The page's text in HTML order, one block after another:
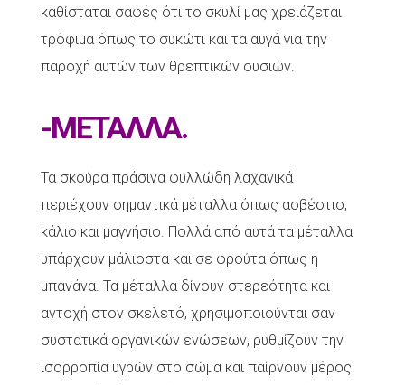
καθίσταται σαφές ότι το σκυλί μας χρειάζεται
τρόφιμα όπως το συκώτι και τα αυγά για την
παροχή αυτών των θρεπτικών ουσιών.
-ΜΕΤΑΛΛΑ.
Τα σκούρα πράσινα φυλλώδη λαχανικά
περιέχουν σημαντικά μέταλλα όπως ασβέστιο,
κάλιο και μαγνήσιο. Πολλά από αυτά τα μέταλλα
υπάρχουν μάλιοστα και σε φρούτα όπως η
μπανάνα. Τα μέταλλα δίνουν στερεότητα και
αντοχή στον σκελετό, χρησιμοποιούνται σαν
συστατικά οργανικών ενώσεων, ρυθμίζουν την
ισορροπία υγρών στο σώμα και παίρνουν μέρος